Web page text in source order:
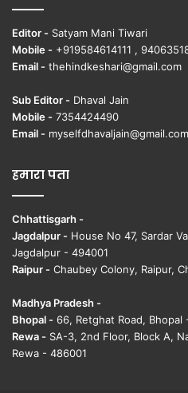
Editor - Satyam Mani Tiwari
Mobile - +919584614111 ,
Email - thehindkeshari@gmail.com
Sub Editor - Dhaval Jain
Mobile - 7354424490
Email - myselfdhavaljain@gmail.com
हमारा पता
Chhattisgarh -
Jagdalpur - House No 47, Sardar
Jagdalpur - 494001
Raipur - Chaubey Colony, Raipur,
Madhya Pradesh -
Bhopal - 66, Retghat Road, Bhopal
Rewa - SA-3, 2nd Floor, Block A,
Rewa - 486001